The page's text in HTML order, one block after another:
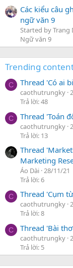
Các kiểu câu
ngữ văn 9
Started by Trang
Ngữ văn 9
Trending
C Thread 'Có ai
caothutrungky
Trả lời: 48
C Thread 'Toán
caothutrungky
Trả lời: 13
Thread
Marketing
Áo Dài 28/11/21
Trả lời: 6
C Thread 'Cụm
caothutrungky
Trả lời: 8
C Thread 'Bài
caothutrungky
Trả lời: 5